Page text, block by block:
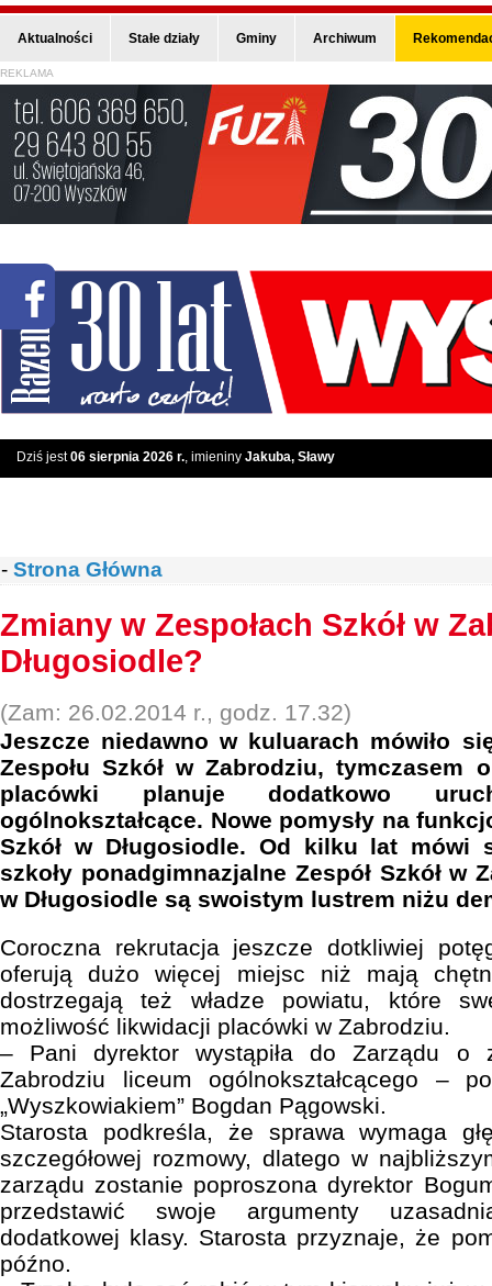
Aktualności Stałe działy Gminy Archiwum
REKLAMA
Dziś jest06 sierpnia 2026 r., imieniny Jakuba, Sławy
- Strona Główna
Zmiany w Zespołach Szkół w
Długosiodle?
(Zam: 26.02.2014 r., godz. 17.32)
Jeszcze niedawno w kuluarach mówiło
Zespołu Szkół w Zabrodziu, tymczasem
placówki planuje dodatkowo
ogólnokształcące. Nowe pomysły na
Szkół w Długosiodle. Od kilku lat mówi
szkoły ponadgimnazjalne Zespół Szkół w
w Długosiodle są swoistym lustrem niżu
Coroczna rekrutacja jeszcze dotkliwiej
oferują dużo więcej miejsc niż mają
dostrzegają też władze powiatu, które
możliwość likwidacji placówki w Zabrodziu.
– Pani dyrektor wystąpiła do Zarządu o
Zabrodziu liceum ogólnokształcącego –
„Wyszkowiakiem” Bogdan Pągowski.
Starosta podkreśla, że sprawa wymaga
szczegółowej rozmowy, dlatego w
zarządu zostanie poproszona dyrektor
przedstawić swoje argumenty
dodatkowej klasy. Starosta przyznaje, że
późno.